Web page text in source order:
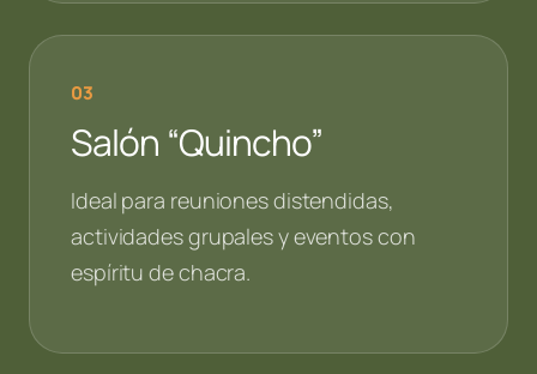
03
Salón “Quincho”
Ideal para reuniones distendidas,
actividades grupales y eventos con
espíritu de chacra.